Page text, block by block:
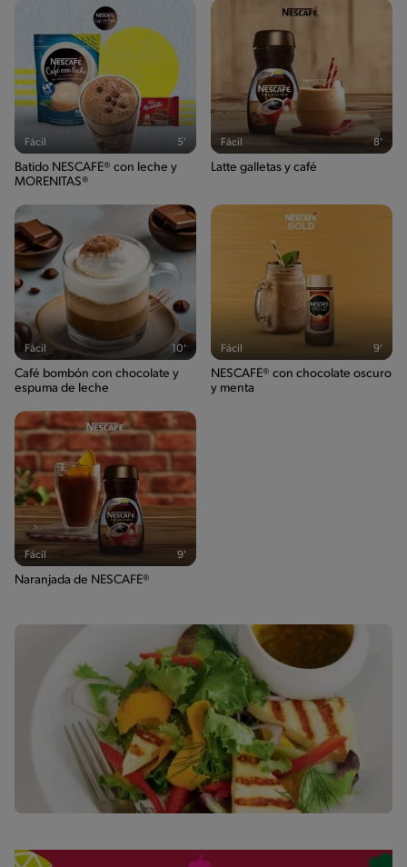
Fácil 5'
Batido NESCAFÉ® con leche y
MORENITAS®
Fácil 8'
Latte galletas y café
Fácil 10'
Café bombón con chocolate y
espuma de leche
Fácil 9'
NESCAFÉ® con chocolate oscuro
y menta
Fácil 9'
Naranjada de NESCAFÉ®